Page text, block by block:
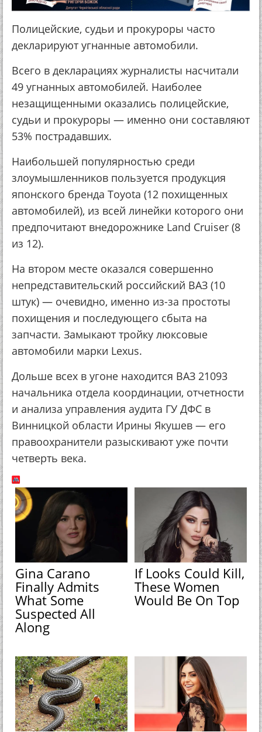
Полицейские, судьи и прокуроры часто
декларируют угнанные автомобили.
Всего в декларациях журналисты насчитали
49 угнанных автомобилей. Наиболее
незащищенными оказались полицейские,
судьи и прокуроры — именно они составляют
53% пострадавших.
Наибольшей популярностью среди
злоумышленников пользуется продукция
японского бренда Toyota (12 похищенных
автомобилей), из всей линейки которого они
предпочитают внедорожнике Land Cruiser (8
из 12).
На втором месте оказался совершенно
непредставительский российский ВАЗ (10
штук) — очевидно, именно из-за простоты
похищения и последующего сбыта на
запчасти. Замыкают тройку люксовые
автомобили марки Lexus.
Дольше всех в угоне находится ВАЗ 21093
начальника отдела координации, отчетности
и анализа управления аудита ГУ ДФС в
Винницкой области Ирины Якушев — его
правоохранители разыскивают уже почти
четверть века.
Gina Carano
Finally Admits
What Some
Suspected All
Along
If Looks Could Kill,
These Women
Would Be On Top